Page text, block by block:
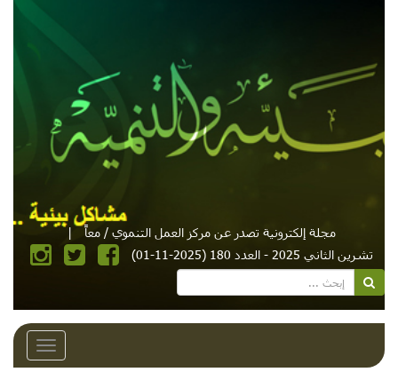
مجلة إلكترونية تصدر عن مركز العمل التنموي / معاً
|
تشرين الثاني 2025 - العدد 180 (2025-11-01)
Toggle